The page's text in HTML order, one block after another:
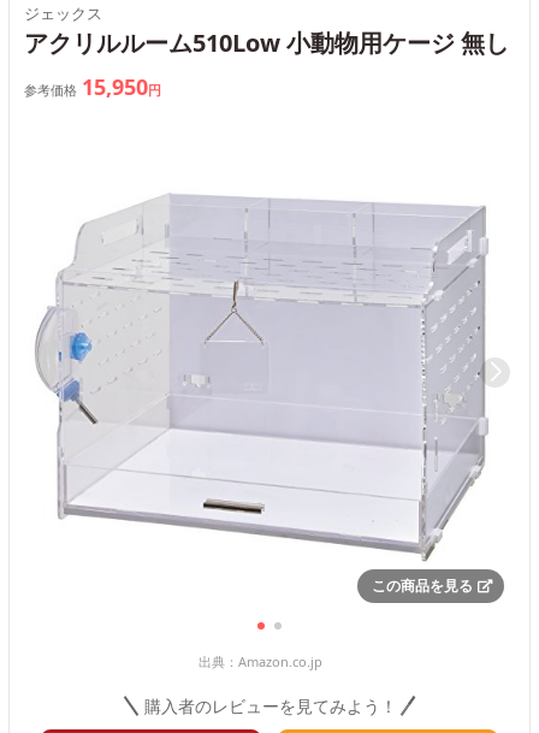
ジェックス
アクリルルーム510Low 小動物用ケージ 無し
参考価格 15,950円
この商品を見る
出典： Amazon.co.jp
購入者のレビューを見てみよう！